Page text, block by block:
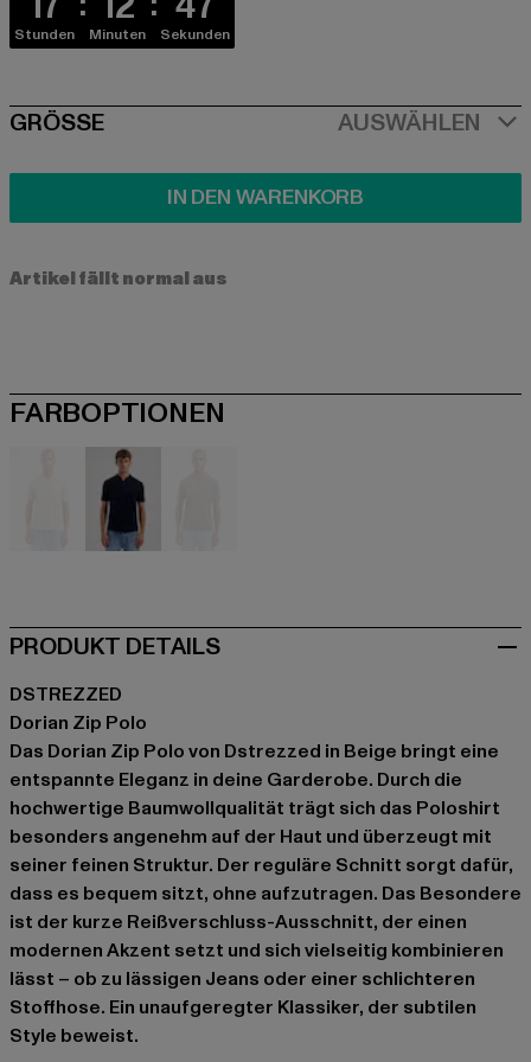
Stunden Minuten Sekunden
SIZE
GRÖSSE AUSWÄHLEN
IN DEN WARENKORB
Artikel fällt normal aus
FARBOPTIONEN
PRODUKT DETAILS
DSTREZZED
Dorian Zip Polo
Das Dorian Zip Polo von Dstrezzed in Beige bringt eine
entspannte Eleganz in deine Garderobe. Durch die
hochwertige Baumwollqualität trägt sich das Poloshirt
besonders angenehm auf der Haut und überzeugt mit
seiner feinen Struktur. Der reguläre Schnitt sorgt dafür,
dass es bequem sitzt, ohne aufzutragen. Das Besondere
ist der kurze Reißverschluss-Ausschnitt, der einen
modernen Akzent setzt und sich vielseitig kombinieren
lässt – ob zu lässigen Jeans oder einer schlichteren
Stoffhose. Ein unaufgeregter Klassiker, der subtilen
Style beweist.